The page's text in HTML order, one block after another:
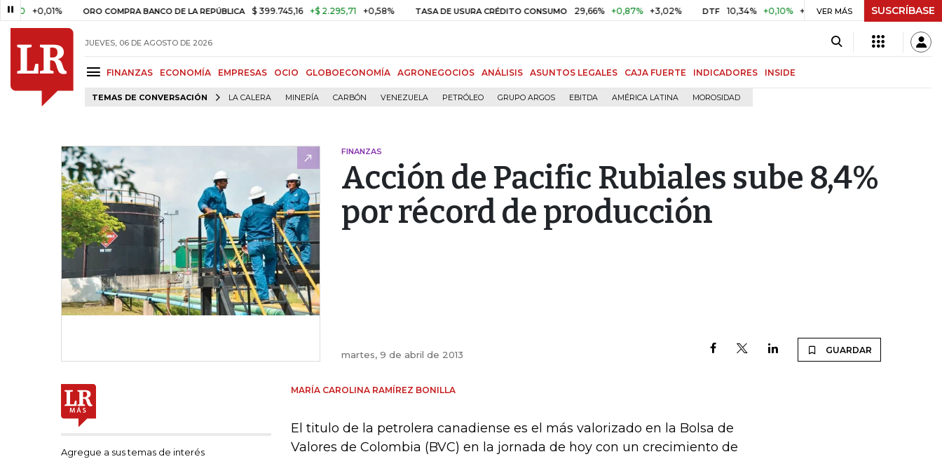
+0,01% ORO COMPRA BANCO DE LA REPÚBLICA $ 399.745,16 +$ 2.295,71 +0,58% TASA DE USURA CRÉDITO CONSUMO 29,66% +0,87% +3,02% DTF 10,34% +0,10% +0,98% UVR $ 416,86 +$ 0,05
VER MÁS SUSCRÍBASE
JUEVES, 06 DE AGOSTO DE 2026
FINANZAS ECONOMÍA EMPRESAS OCIO GLOBOECONOMÍA AGRONEGOCIOS ANÁLISIS ASUNTOS LEGALES CAJA FUERTE INDICADORES INSIDE
TEMAS DE CONVERSACIÓN LA CALERA MINERÍA CARBÓN VENEZUELA PETRÓLEO GRUPO ARGOS EBITDA AMÉRICA LATINA MOROSIDAD
FINANZAS
Acción de Pacific Rubiales sube 8,4%
por récord de producción
martes, 9 de abril de 2013 GUARDAR
Agregue a sus temas de interés
MARÍA CAROLINA RAMÍREZ BONILLA
El titulo de la petrolera canadiense es el más valorizado en la Bolsa de
Valores de Colombia (BVC) en la jornada de hoy con un crecimiento de